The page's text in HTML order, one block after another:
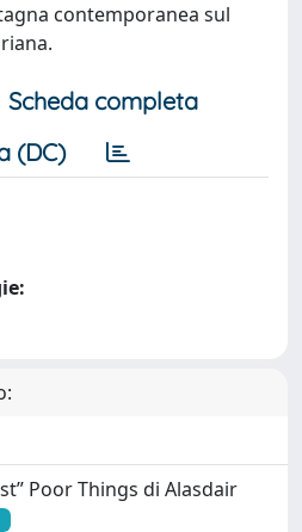
contemporanea sul
Scheda completa
(DC)
Poor Things di Alasdair